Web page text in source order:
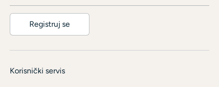
Registruj se
Korisnički servis